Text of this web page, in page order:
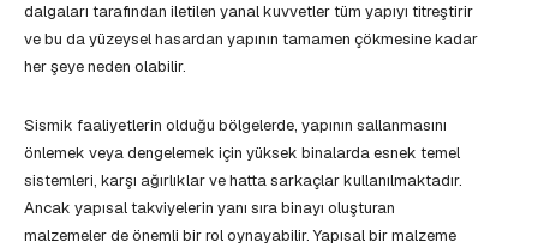
dalgaları tarafından iletilen yanal kuvvetler tüm yapıyı titreştirir
ve bu da yüzeysel hasardan yapının tamamen çökmesine kadar
her şeye neden olabilir.
Sismik faaliyetlerin olduğu bölgelerde, yapının sallanmasını
önlemek veya dengelemek için yüksek binalarda esnek temel
sistemleri, karşı ağırlıklar ve hatta sarkaçlar kullanılmaktadır.
Ancak yapısal takviyelerin yanı sıra binayı oluşturan
malzemeler de önemli bir rol oynayabilir. Yapısal bir malzeme